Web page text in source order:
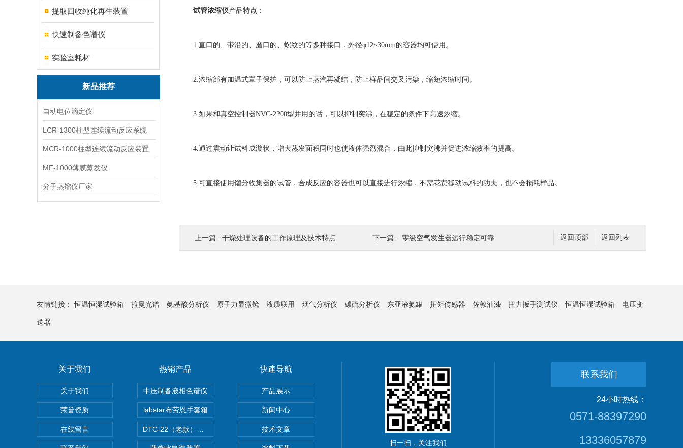
提取回收纯化再生装置
快速制备色谱仪
实验室耗材
新品推荐
自动电位滴定仪
LCR-1300柱型连续流动反应系统
MCR-1000柱型连续流动反应装置
MF-1000薄膜蒸发仪
分子蒸馏仪厂家
试管浓缩仪产品特点：
1.直口的、带沿的、磨口的、螺纹的等多种接口，外径φ12~30mm的容器均可使用。
2.浓缩部有加温式罩子保护，可以防止蒸汽再凝结，防止样品间交叉污染，缩短浓缩时间。
3.如果和真空控制器NVC-2200型并用的话，可以抑制突沸，在稳定的条件下高速浓缩。
4.通过震动让试料成漩状，增大蒸发面积同时也使液体强烈混合，由此抑制突沸并促进浓缩效率的提高。
5.可直接使用馏分收集器的试管，合成反应的容器也可以直接进行浓缩，不需花费移动试料的功夫，也不会损耗样品。
返回列表
返回顶部
上一篇 : 干燥处理设备的工作原理及技术特点 下一篇 : 零级空气发生器运行稳定可靠
友情链接：恒温恒湿试验箱 拉曼光谱 氨基酸分析仪 原子力显微镜 液质联用 烟气分析仪 碳硫分析仪 东亚液氮罐 扭矩传感器 佐敦油漆 扭力扳手测试仪 恒温恒湿试验箱 电压变
送器
关于我们
关于我们
荣誉资质
在线留言
热销产品
中压制备液相色谱仪
labstar布劳恩手套箱
快速导航
产品展示
新闻中心
技术文章
扫一扫，关注我们
联系我们
24小时热线：
0571-88397290
13336057879